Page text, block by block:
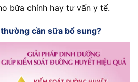
bữa chính hay tư vấn y tế.
cần sữa bổ sung?